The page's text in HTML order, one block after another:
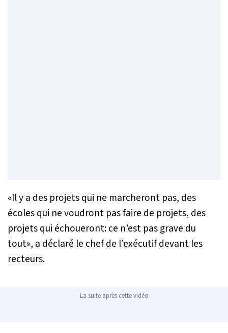
«Il y a des projets qui ne marcheront pas, des
écoles qui ne voudront pas faire de projets, des
projets qui échoueront: ce n’est pas grave du
tout», a déclaré le chef de l’exécutif devant les
recteurs.
La suite après cette vidéo